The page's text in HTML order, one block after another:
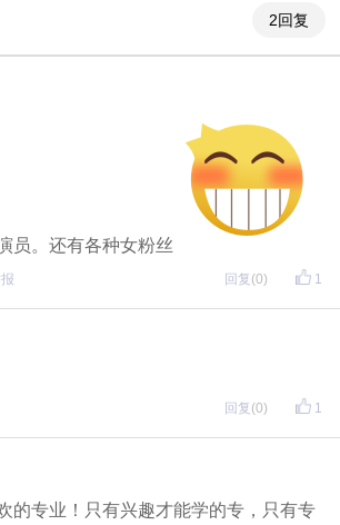
已经上线，请大家在安卓应用市场
功能具体可参见【 新版东方热线APP
你了解吗？
】指南，点击链接打开，
10733168.html
，视为无效
复，视为无效
2回复
员。还有各种女粉丝
1
回复 (0)
1
回复 (0)
的专业！只有兴趣才能学的专，只有专